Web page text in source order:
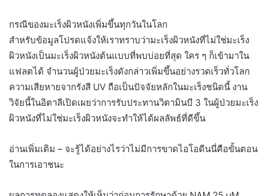
กรณีของมะเร็งผิวหนังเพิ่มขึ้นทุกวันในโลก
สำหรับข้อมูลโปรดแจ้งให้เราทราบว่ามะเร็งผิวหนังที่ไม่ใช่มะเร็ง
ผิวหนังเป็นมะเร็งผิวหนังต้นแบบที่พบบ่อยที่สุด ใคร ๆ ก็เข้ามาใน
แฟลตได้ จำนวนผู้ป่วยมะเร็งดังกล่าวเพิ่มขึ้นอย่างรวดเร็วทั่วโลก
ความเสียหายจากรังสี UV ถือเป็นปัจจัยหลักในมะเร็งชนิดนี้ งาน
วิจัยนี้ในอิตาลีเปิดเผยว่าการรับประทานวิตามินบี 3 ในผู้ป่วยมะเร็ง
ผิวหนังที่ไม่ใช่มะเร็งผิวหนังจะทำให้ได้ผลลัพธ์ที่ดีขึ้น
อ่านเพิ่มเติม – จะรู้ได้อย่างไรว่าไม่มีการขาดไอโอดีนนี่คือขั้นตอน
ในการเอาชนะ